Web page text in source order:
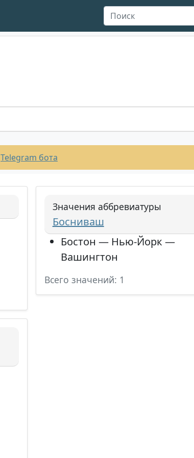
Telegram бота
Значения аббревиатуры
Босниваш
Бостон — Нью-Йорк —
Вашингтон
Всего значений: 1